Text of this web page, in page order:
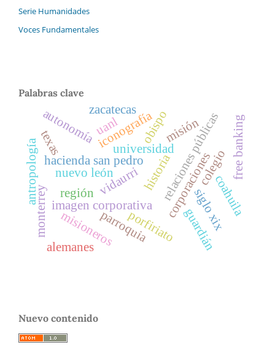
Serie Humanidades
Voces Fundamentales
Palabras clave
hacienda san pedro
universidad
historia
imagen corporativa
relaciones públicas
corporaciones
siglo xix
antropología
iconografía misión
colegio
misioneros
obispo
guardián
parroquia
vidaurri
monterrey
nuevo león
coahuila
zacatecas
free banking
porfiriato
uanl
autonomía
región
texas
alemanes
Nuevo contenido